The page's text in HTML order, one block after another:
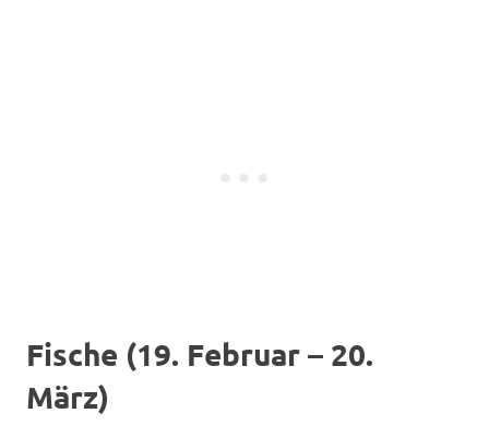
Fische (19. Februar – 20.
März)